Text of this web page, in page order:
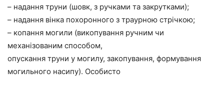
– надання труни (шовк, з ручками та закрутками);
– надання вінка похоронного з траурною стрічкою;
– копання могили (викопування ручним чи
механізованим способом,
опускання труни у могилу, закопування, формування
могильного насипу). Особисто